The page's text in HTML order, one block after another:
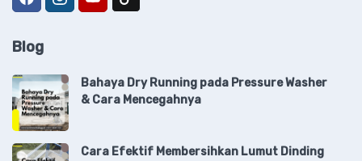
Blog
Bahaya Dry Running pada Pressure Washer
& Cara Mencegahnya
Cara Efektif Membersihkan Lumut Dinding